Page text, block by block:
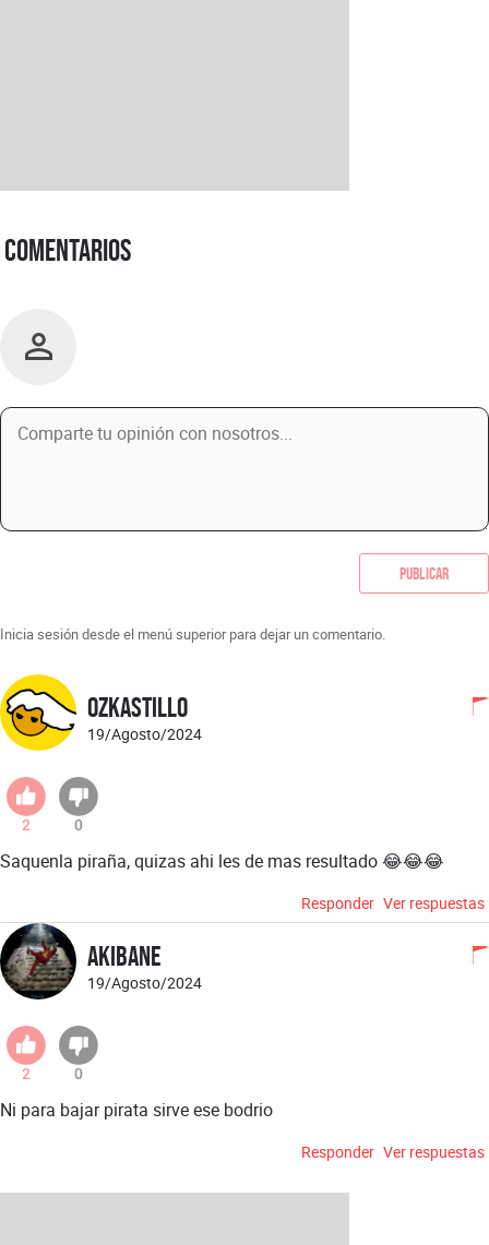
Comentarios
Publicar
Inicia sesión desde el menú superior para dejar un comentario.
OZKastillo
19/Agosto/2024
2 0
Saquenla piraña, quizas ahi les de mas resultado 😂😂😂
Responder Ver respuestas
Akibane
19/Agosto/2024
2 0
Ni para bajar pirata sirve ese bodrio
Responder Ver respuestas